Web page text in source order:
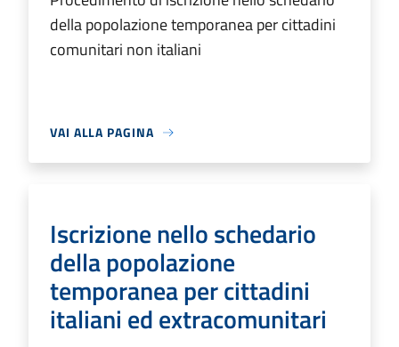
della popolazione temporanea per cittadini
comunitari non italiani
VAI ALLA PAGINA
Iscrizione nello schedario
della popolazione
temporanea per cittadini
italiani ed extracomunitari